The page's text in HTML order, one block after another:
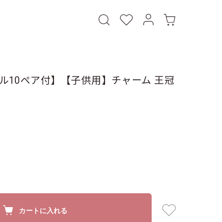
10ペア付】【子供用】チャーム 王冠
カートに入れる